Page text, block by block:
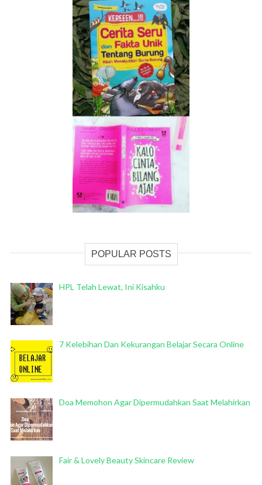
POPULAR POSTS
HPL Telah Lewat, Ini Kisahku
7 Kelebihan Dan Kekurangan Belajar Secara Online
Doa Memohon Agar Dipermudahkan Saat Melahirkan
Fair & Lovely Beauty Skincare Review